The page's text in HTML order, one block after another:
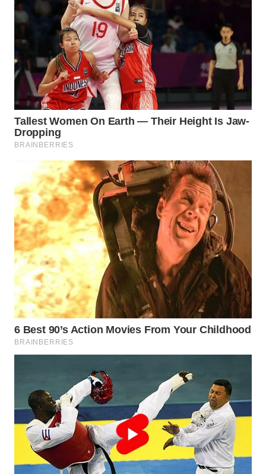
TAPANULI
WN
TANJUNG
LESUNG
WN
KARO
WN
SIMALUNGUN
WN
LABUHANBATU
WN
TAPANULI
TENGAH
SERDANG
TINGGI
WN
PAKPAK
WN